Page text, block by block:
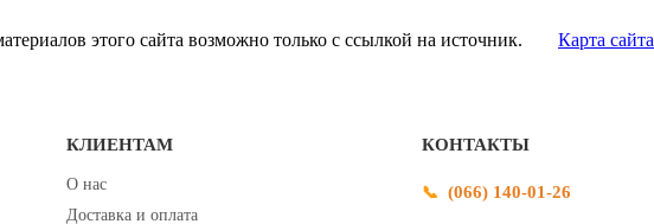
этого сайта возможно только с ссылкой на источник. Карта сайта
КЛИЕНТАМ
О нас
Доставка и оплата
КОНТАКТЫ
(066) 140-01-26